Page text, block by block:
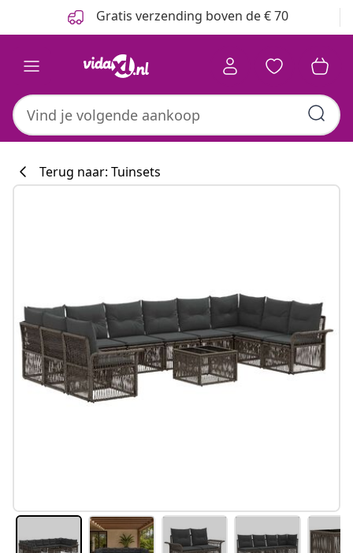
Gratis verzending boven de € 70
Terug naar: Tuinsets